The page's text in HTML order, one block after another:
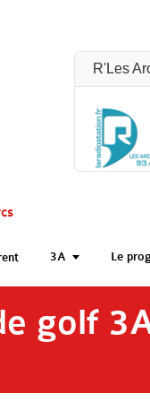
R'Les
3A Le
golf